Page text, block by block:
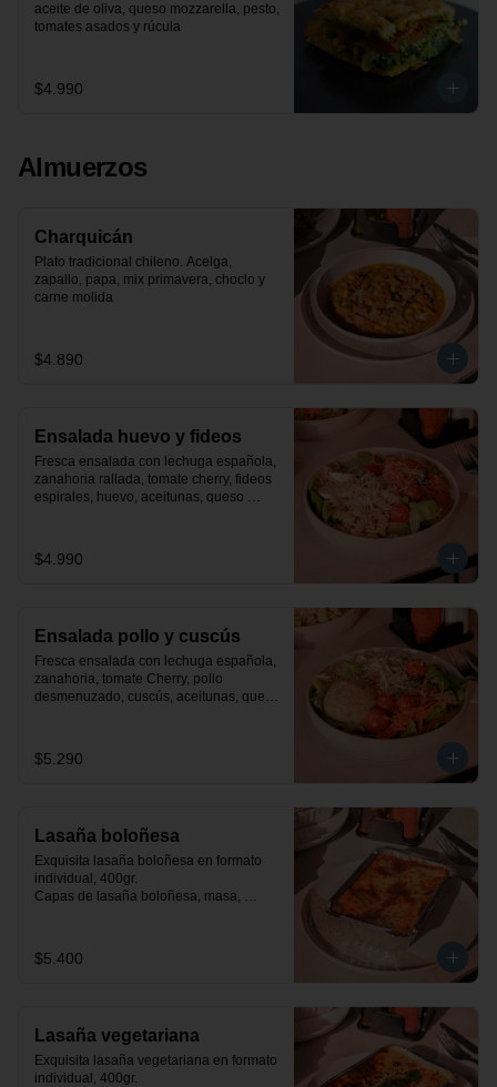
aceite de oliva, queso mozzarella, pesto,
tomates asados y rúcula
$4.990
Almuerzos
Charquicán
Plato tradicional chileno. Acelga,
zapallo, papa, mix primavera, choclo y
carne molida
$4.890
Ensalada huevo y fideos
Fresca ensalada con lechuga española,
zanahoria rallada, tomate cherry, fideos
espirales, huevo, aceitunas, queso
$4.990
Ensalada pollo y cuscús
Fresca ensalada con lechuga española,
zanahoria, tomate Cherry, pollo
desmenuzado, cuscús, aceitunas, queso
$5.290
Lasaña boloñesa
Exquisita lasaña boloñesa en formato
individual, 400gr.
Capas de lasaña boloñesa, masa,
$5.400
Lasaña vegetariana
Exquisita lasaña vegetariana en formato
individual, 400gr.